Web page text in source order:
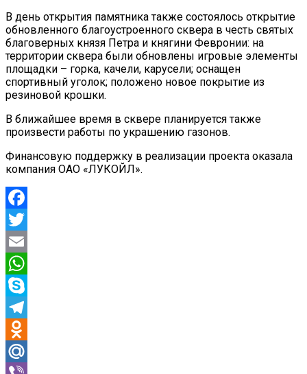
В день открытия памятника также состоялось открытие
обновленного благоустроенного сквера в честь святых
благоверных князя Петра и княгини Февронии: на
территории сквера были обновлены игровые элементы
площадки – горка, качели, карусели; оснащен
спортивный уголок; положено новое покрытие из
резиновой крошки.
В ближайшее время в сквере планируется также
произвести работы по украшению газонов.
Финансовую поддержку в реализации проекта оказала
компания ОАО «ЛУКОЙЛ».
Facebook
Twitter
Email
WhatsApp
Skype
Telegram
Odnoklassniki